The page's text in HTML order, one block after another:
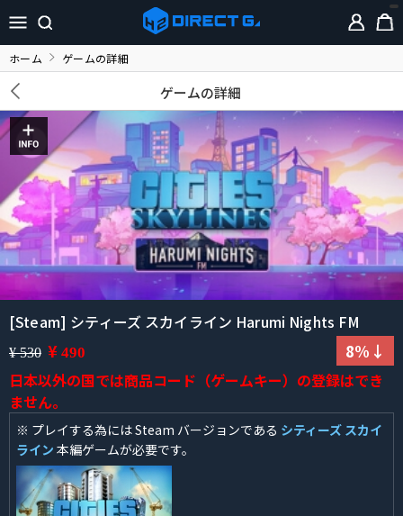
ホーム ゲームの詳細
ゲームの詳細
[Steam] シティーズ スカイライン Harumi Nights FM
¥ 530 ¥ 490 8%↓
日本以外の国では商品コード（ゲームキー）の登録はでき
ません。
※ プレイする為には Steam バージョンである シティーズ スカイ
ライン 本編ゲームが必要です。